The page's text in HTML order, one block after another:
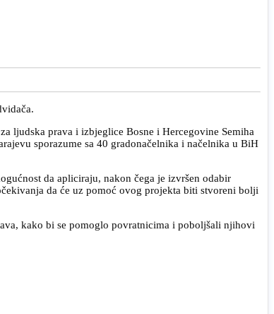
ljudska prava i izbjeglice Bosne i Hercegovine Semiha
sporazume sa 40 gradonačelnika i načelnika u BiH
da apliciraju, nakon čega je izvršen odabir
da će uz pomoć ovog projekta biti stvoreni bolji
kako bi se pomoglo povratnicima i poboljšali njihovi